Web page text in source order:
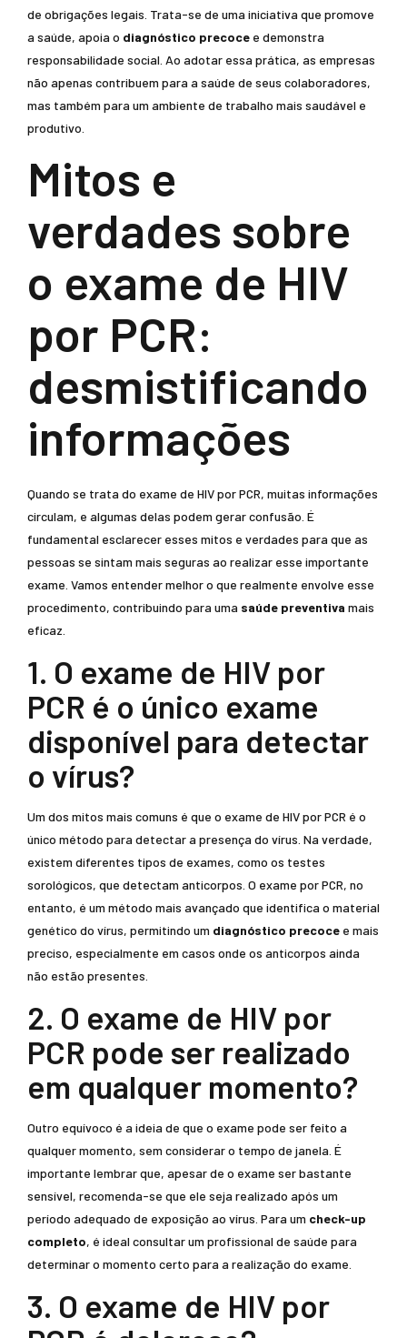
de obrigações legais. Trata-se de uma iniciativa que promove
a saúde, apoia o diagnóstico precoce e demonstra
responsabilidade social. Ao adotar essa prática, as empresas
não apenas contribuem para a saúde de seus colaboradores,
mas também para um ambiente de trabalho mais saudável e
produtivo.
Mitos e
verdades sobre
o exame de HIV
por PCR:
desmistificando
informações
Quando se trata do exame de HIV por PCR, muitas informações
circulam, e algumas delas podem gerar confusão. É
fundamental esclarecer esses mitos e verdades para que as
pessoas se sintam mais seguras ao realizar esse importante
exame. Vamos entender melhor o que realmente envolve esse
procedimento, contribuindo para uma saúde preventiva mais
eficaz.
1. O exame de HIV por
PCR é o único exame
disponível para detectar
o vírus?
Um dos mitos mais comuns é que o exame de HIV por PCR é o
único método para detectar a presença do vírus. Na verdade,
existem diferentes tipos de exames, como os testes
sorológicos, que detectam anticorpos. O exame por PCR, no
entanto, é um método mais avançado que identifica o material
genético do vírus, permitindo um diagnóstico precoce e mais
preciso, especialmente em casos onde os anticorpos ainda
não estão presentes.
2. O exame de HIV por
PCR pode ser realizado
em qualquer momento?
Outro equívoco é a ideia de que o exame pode ser feito a
qualquer momento, sem considerar o tempo de janela. É
importante lembrar que, apesar de o exame ser bastante
sensível, recomenda-se que ele seja realizado após um
período adequado de exposição ao vírus. Para um check-up
completo, é ideal consultar um profissional de saúde para
determinar o momento certo para a realização do exame.
3. O exame de HIV por